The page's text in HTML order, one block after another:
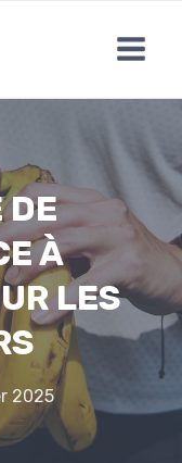
DE
À
LES
2025